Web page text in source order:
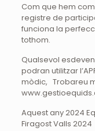
Com que hem
registre de
funciona la
tothom.
Qualsevol
podran utilitzar
mòdic, Trobareu
Aquest any 2024
Firagost Valls 2024